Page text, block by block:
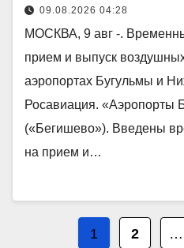
09.08.2026 04:28
МОСКВА, 9 авг -.
прием и выпуск
аэропортах Бугульмы и
Росавиация. «Аэропорты
(«Бегишево»). Введены
на прием и…
Пагинация
1 2 …